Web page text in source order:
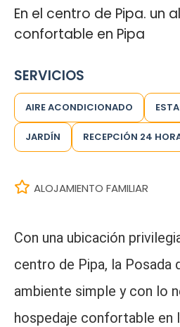
En el centro de Pipa. un
confortable en Pipa
SERVICIOS
AIRE ACONDICIONADO
JARDÍN RECEPCIÓN 24
ALOJAMIENTO FAMILIAR
Con una ubicación
centro de Pipa, la Posada
ambiente simple y con lo
hospedaje confortable en